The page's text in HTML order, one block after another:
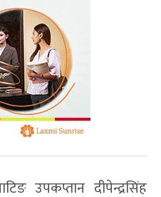
उपकप्तान दीपेन्द्रसिंह